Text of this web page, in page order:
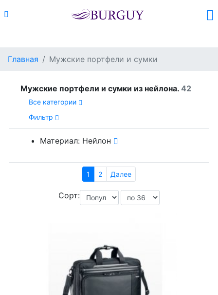
Главная Мужские портфели и сумки
Мужские портфели и сумки из нейлона. 42
Все категории
Фильтр
Материал: Нейлон
1 2 Далее
Сорт: